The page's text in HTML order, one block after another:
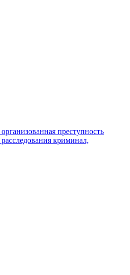
организованная преступность
расследования криминал,